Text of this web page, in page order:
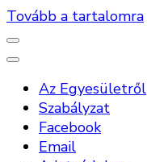
Tovább a tartalomra
Az Egyesületről
Szabályzat
Facebook
Email